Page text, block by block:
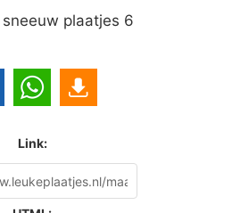
plaatjes 6
Link: